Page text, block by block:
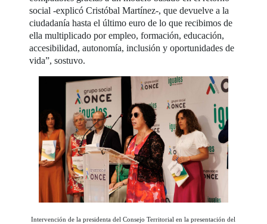
social -explicó Cristóbal Martínez-, que devuelve a la
ciudadanía hasta el último euro de lo que recibimos de
ella multiplicado por empleo, formación, educación,
accesibilidad, autonomía, inclusión y oportunidades de
vida”, sostuvo.
Intervención de la presidenta del Consejo Territorial en la presentación del